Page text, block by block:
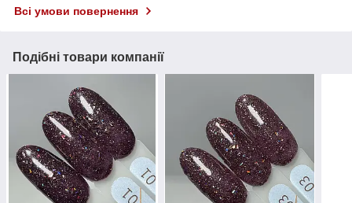
Всі умови повернення
Подібні товари компанії